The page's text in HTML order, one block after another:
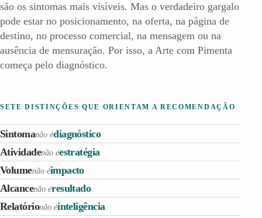
são os sintomas mais visíveis. Mas o verdadeiro gargalo
pode estar no posicionamento, na oferta, na página de
destino, no processo comercial, na mensagem ou na
ausência de mensuração. Por isso, a Arte com Pimenta
começa pelo diagnóstico.
SETE DISTINÇÕES QUE ORIENTAM A RECOMENDAÇÃO
Sintomanão édiagnóstico
Atividadenão éestratégia
Volumenão éimpacto
Alcancenão éresultado
Relatórionão éinteligência